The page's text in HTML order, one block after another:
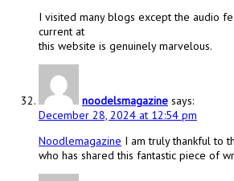
I visited many blogs except the audio
current at
this website is genuinely marvelous.
noodelsmagazine says:
December 28, 2024 at 12:54 pm
Noodlemagazine I am truly thankful to
who has shared this fantastic piece of